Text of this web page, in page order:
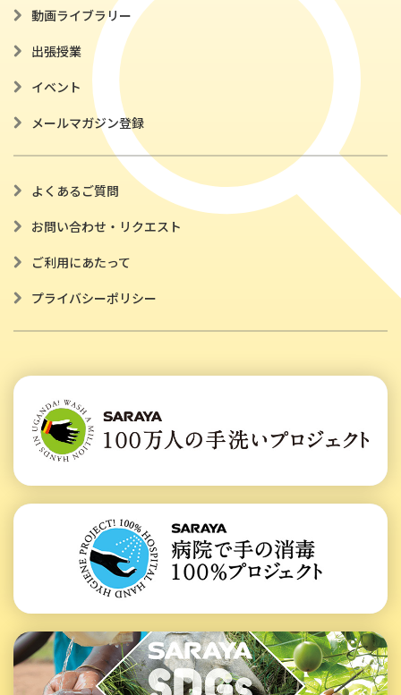
動画ライブラリー
出張授業
イベント
メールマガジン登録
よくあるご質問
お問い合わせ・リクエスト
ご利用にあたって
プライバシーポリシー